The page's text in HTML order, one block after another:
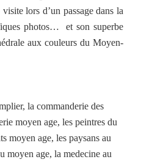
lors d’un passage dans la
photos… et son superbe
aux couleurs du Moyen-